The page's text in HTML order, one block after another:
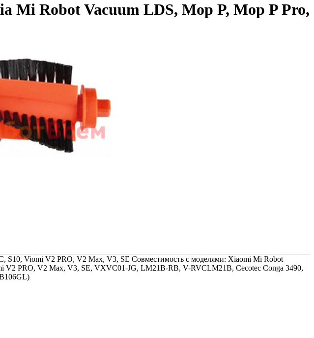
Mi Robot Vacuum LDS, Mop P, Mop P Pro,
S10, Viomi V2 PRO, V2 Max, V3, SE Совместимость с моделями: Xiaomi Mi Robot
V2 PRO, V2 Max, V3, SE, VXVC01-JG, LM21B-RB, V-RVCLM21B, Cecotec Conga 3490,